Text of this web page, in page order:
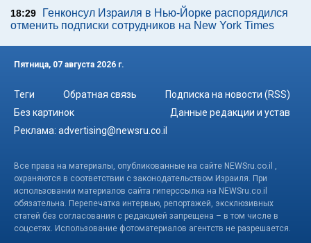
18:29
Генконсул Израиля в Нью-Йорке распорядился
отменить подписки сотрудников на New York Times
Пятница, 07 августа 2026 г.
Теги Обратная связь
Подписка на новости (RSS)
Без картинок
Данные редакции и устав
Реклама: advertising@newsru.co.il
Все права на материалы, опубликованные на сайте NEWSru.co.il ,
охраняются в соответствии с законодательством Израиля. При
использовании материалов сайта гиперссылка на NEWSru.co.il
обязательна. Перепечатка интервью, репортажей, эксклюзивных
статей без согласования с редакцией запрещена – в том числе в
соцсетях. Использование фотоматериалов агентств не разрешается.